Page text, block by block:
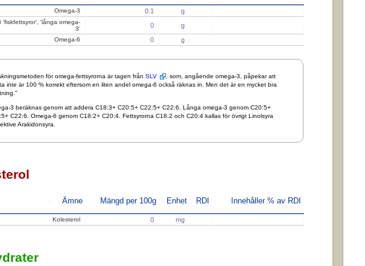
Omega-3 0.1 g
'fiskfettsyror', 'långa omega-
3'
0 g
Omega-6 0 g
för omega-fettsyrorna är tagen från SLV
, som, angående omega-3, påpekar att
inte är 100 % korrekt eftersom en liten andel omega-6 också räknas in. Men det är en mycket bra
3 beräknas genom att addera C18:3+ C20:5+ C22:5+ C22:6. Långa omega-3 genom C20:5+
C22:6. Omega-6 genom C18:2+ C20:4. Fettsyrorna C18:2 och C20:4 kallas för övrigt Linolsyra
Arakidonsyra.
Ämne Mängd per 100g Enhet RDI Innehåller % av RDI
Kolesterol 0 mg